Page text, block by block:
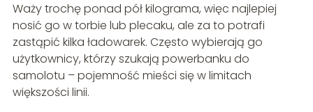
Waży trochę ponad pół kilograma, więc najlepiej
nosić go w torbie lub plecaku, ale za to potrafi
zastąpić kilka ładowarek. Często wybierają go
użytkownicy, którzy szukają powerbanku do
samolotu – pojemność mieści się w limitach
większości linii.